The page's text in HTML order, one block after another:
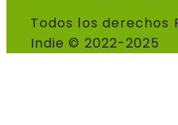
Todos los derechos
Indie © 2022-2025